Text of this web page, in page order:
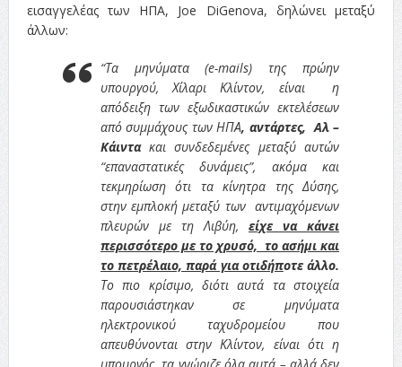
εισαγγελέας των ΗΠΑ, Joe DiGenova, δηλώνει μεταξύ
άλλων:
“Τα μηνύματα (e-mails) της πρώην
υπουργού, Χίλαρι Κλίντον, είναι η
απόδειξη των εξωδικαστικών εκτελέσεων
από συμμάχους των ΗΠΑ, αντάρτες, Αλ –
Κάιντακαι συνδεδεμένες μεταξύ αυτών
“επαναστατικές δυνάμεις”, ακόμα και
τεκμηρίωση ότι τα κίνητρα της Δύσης,
στην εμπλοκή μεταξύ των αντιμαχόμενων
πλευρών με τη Λιβύη,είχε να κάνει
περισσότερο με το χρυσό, το ασήμι και
το πετρέλαιο, παρά για οτιδήποτε άλλο.
Το πιο κρίσιμο, διότι αυτά τα στοιχεία
παρουσιάστηκαν σε μηνύματα
ηλεκτρονικού ταχυδρομείου που
απευθύνονται στην Κλίντον, είναι ότι η
υπουργός τα γνώριζε όλα αυτά – αλλά δεν